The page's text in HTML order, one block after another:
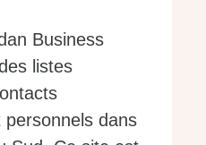
Business
listes
dans